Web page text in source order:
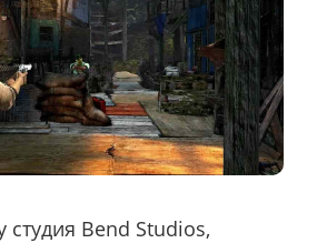
студия Bend Studios,